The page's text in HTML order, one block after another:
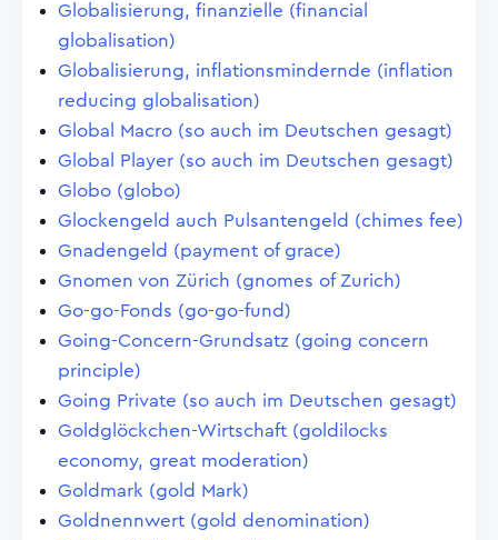
Globalisierung, finanzielle (financial
globalisation)
Globalisierung, inflationsmindernde (inflation
reducing globalisation)
Global Macro (so auch im Deutschen gesagt)
Global Player (so auch im Deutschen gesagt)
Globo (globo)
Glockengeld auch Pulsantengeld (chimes fee)
Gnadengeld (payment of grace)
Gnomen von Zürich (gnomes of Zurich)
Go-go-Fonds (go-go-fund)
Going-Concern-Grundsatz (going concern
principle)
Going Private (so auch im Deutschen gesagt)
Goldglöckchen-Wirtschaft (goldilocks
economy, great moderation)
Goldmark (gold Mark)
Goldnennwert (gold denomination)